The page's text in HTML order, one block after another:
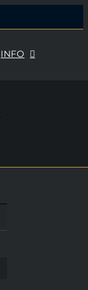
INFO